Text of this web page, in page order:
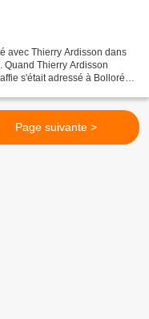
avec Thierry Ardisson dans
Quand Thierry Ardisson
s'était adressé à Bolloré,
Page suivante >